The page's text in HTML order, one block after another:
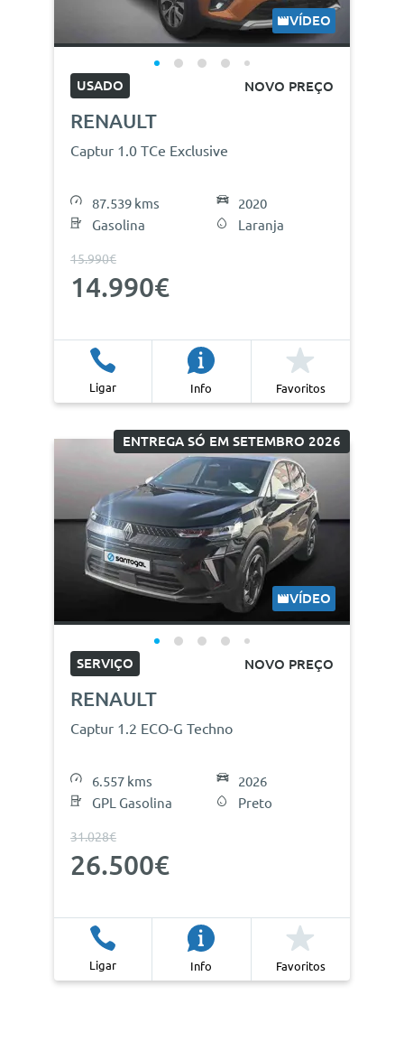
VÍDEO
USADO NOVO PREÇO
RENAULT
Captur 1.0 TCe Exclusive
87.539 kms
Gasolina
2020
Laranja
15.990€
14.990€
Ligar Info Favoritos
ENTREGA SÓ EM SETEMBRO 2026
VÍDEO
SERVIÇO NOVO PREÇO
RENAULT
Captur 1.2 ECO-G Techno
6.557 kms
GPL Gasolina
2026
Preto
31.028€
26.500€
Ligar Info Favoritos